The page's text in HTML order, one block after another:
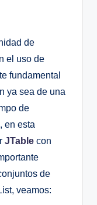
de
el uso de
fundamental
ya sea de una
de
en esta
JTable con
de
veamos: